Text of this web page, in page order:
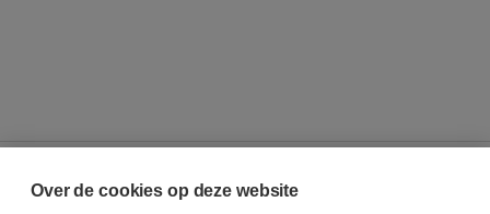
Over de cookies op deze website